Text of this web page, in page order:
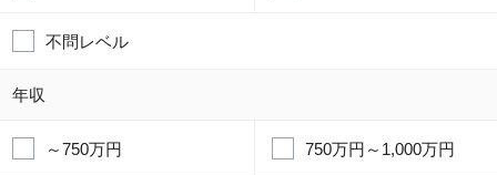
不問レベル
年収
～750万円 750万円～1,000万円